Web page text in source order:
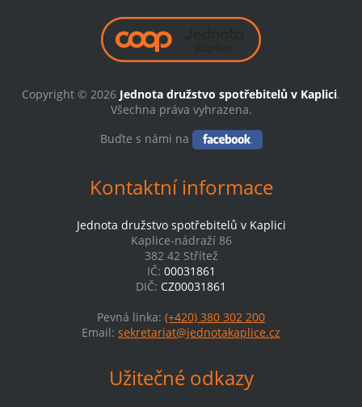
Copyright © 2026 Jednota družstvo spotřebitelů v Kaplici.
Všechna práva vyhrazena.
Buďte s námi na
Kontaktní informace
Jednota družstvo spotřebitelů v Kaplici
Kaplice-nádraží 86
382 42 Střítež
IČ: 00031861
DIČ: CZ00031861
Pevná linka: (+420) 380 302 200
Email: sekretariat@jednotakaplice.cz
Užitečné odkazy